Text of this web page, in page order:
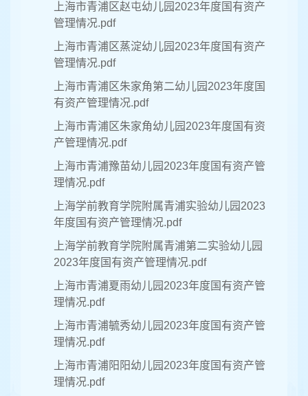
上海市青浦区赵屯幼儿园2023年度国有资产
管理情况.pdf
上海市青浦区蒸淀幼儿园2023年度国有资产
管理情况.pdf
上海市青浦区朱家角第二幼儿园2023年度国
有资产管理情况.pdf
上海市青浦区朱家角幼儿园2023年度国有资
产管理情况.pdf
上海市青浦豫苗幼儿园2023年度国有资产管
理情况.pdf
上海学前教育学院附属青浦实验幼儿园2023
年度国有资产管理情况.pdf
上海学前教育学院附属青浦第二实验幼儿园
2023年度国有资产管理情况.pdf
上海市青浦夏雨幼儿园2023年度国有资产管
理情况.pdf
上海市青浦毓秀幼儿园2023年度国有资产管
理情况.pdf
上海市青浦阳阳幼儿园2023年度国有资产管
理情况.pdf